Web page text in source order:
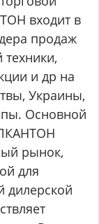
входит в
продаж
и др на
Украины,
Основной
рынок,
для
дилерской